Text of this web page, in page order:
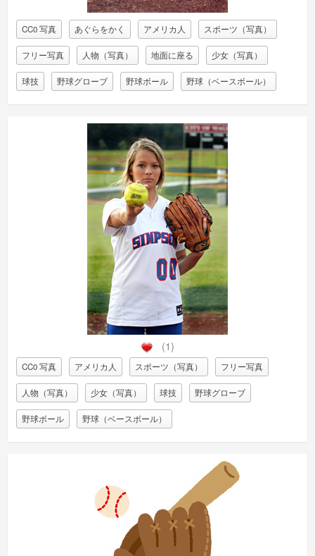
CC0 写真 あぐらをかく アメリカ人 スポーツ（写真）
フリー写真 人物（写真） 地面に座る 少女（写真）
球技 野球グローブ 野球ボール 野球（ベースボール）
(1)
CC0 写真 アメリカ人 スポーツ（写真） フリー写真
人物（写真） 少女（写真） 球技 野球グローブ
野球ボール 野球（ベースボール）